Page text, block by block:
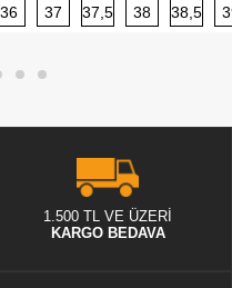
40 40,5 41 42 42,5
36 37 37,5 38 38,5
1.500 TL VE ÜZERİ
KARGO BEDAVA